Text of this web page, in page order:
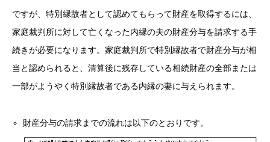
ですが、特別縁故者として認めてもらって財産を取得するには、
家庭裁判所に対して亡くなった内縁の夫の財産分与を請求する手
続きが必要になります。家庭裁判所で特別縁故者で財産分与が相
当と認められると、清算後に残存している相続財産の全部または
一部がようやく特別縁故者である内縁の妻に与えられます。
財産分与の請求までの流れは以下のとおりです。